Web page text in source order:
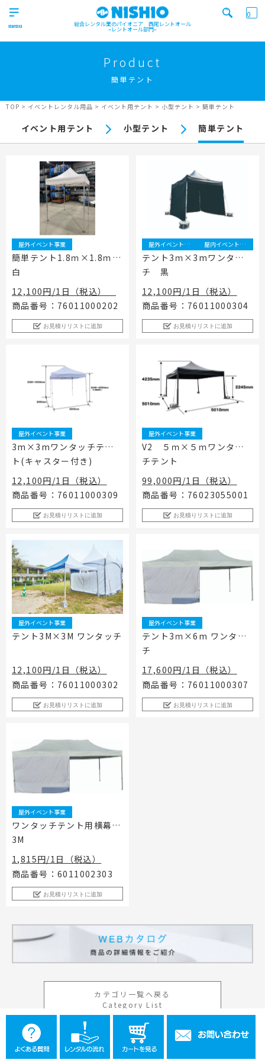
総合レンタル業のパイオニア 西尾レントオール
レントオール部門
Product
施工実績
Business
屋外イベント事業
Outdoor event business
屋内イベント事業
Indoor event business
トレーラーハウス事業
Trailer house business
Construction tent / tent warehouse business
木造モジュール事業
Wooden module business
地面養生事業
Ground curing business
映像・中継機機レンタル事業
Video / relay equipment rental business
地域密着イベント
Community-based event business
キッズ・アミューズメント事業
フランチャイズ事業
Franchise business
まちづくり事業
営業所一覧
ニュース
ニュース
News
Blog
協賛実績
Sponsorships
レンタルシステム
Guidance
Guidance
ご利用規約
Privacy policy
プロセス
Process
イベント会場の設営／施工について
Event Set Up
Company
個人情報保護方針
Privacy policy
お問合せ
Contact
0
実績
商品 ニュース/ブログ
キーワード検索
検索する
Product
簡単テント
TOP > イベントレンタル用品 > イベント用テント > 小型テント > 簡単テント
イベント用テント 小型テント 簡単テント
屋外イベント事業
簡単テント1.8ｍ×1.8ｍ
白
12,100円/1日（税込）
商品番号：76011000202
お見積りリストに追加
屋外イベント事業 屋内イベント事業
テント3ｍ×3mワンタッ
チ 黒
12,100円/1日（税込）
商品番号：76011000304
お見積りリストに追加
屋外イベント事業
3m×3mワンタッチテン
ト(キャスター付き)
12,100円/1日（税込）
商品番号：76011000309
お見積りリストに追加
屋外イベント事業
V2 ５ｍ×５ｍワンタッ
チテント
99,000円/1日（税込）
商品番号：76023055001
お見積りリストに追加
屋外イベント事業
テント3M×3M ワンタッチ
12,100円/1日（税込）
商品番号：76011000302
お見積りリストに追加
屋外イベント事業
テント3ｍ×6m ワンタッ
チ
17,600円/1日（税込）
商品番号：76011000307
お見積りリストに追加
屋外イベント事業
ワンタッチテント用横幕
3M
1,815円/1日（税込）
商品番号：6011002303
お見積りリストに追加
カテゴリ一覧へ戻る
Category List